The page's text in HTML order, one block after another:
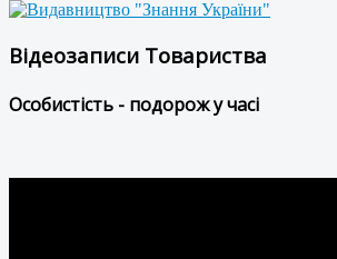
Відеозаписи Товариства
Особистість - подорож у часі